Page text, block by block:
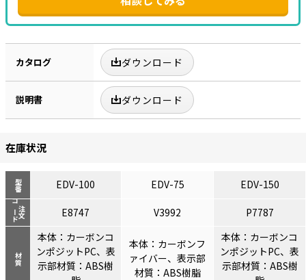
カタログ ダウンロード
説明書 ダウンロード
在庫状況
型番
注文
コード
材質
EDV-100 EDV-75 EDV-150
E8747 V3992
P7787
本体：カーボンコ
ンポジットPC、表
示部材質：ABS樹
本体：カーボンフ
ァイバー、表示部
材質：ABS樹脂
本体：カーボンコ
ンポジットPC、表
示部材質：ABS樹